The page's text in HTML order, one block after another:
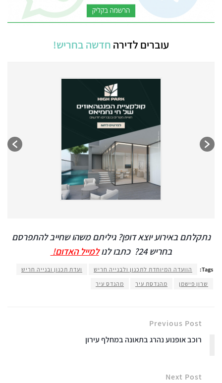
עוברים לדירה חדשה בחריש!
נתקלתם באירוע יוצא דופן? גיליתם משהו שחייב להתפרסם
בחריש 24?
כתבו לנולמייל האדום!
Tags: הוועדה המיוחדת לתכנון ולבנייה חריש
ועדת תכנון ובנייה חריש
שרון פישמן
מהנדסת עיר מהנדס עיר
Previous Post
רוכב אופנוע נהרג בתאונה במחלף עירון
Next Post